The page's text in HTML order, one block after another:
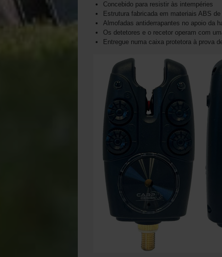
Concebido para resistir às intempéries
Estrutura fabricada em materiais ABS
Almofadas antiderrapantes no apoio da
Os detetores e o recetor operam com
Entregue numa caixa protetora à prova